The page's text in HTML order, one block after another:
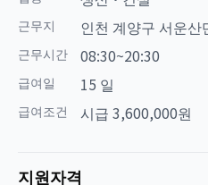
근무지 인천 계양구 서운산
근무시간 08:30~20:30
급여일 15 일
급여조건 시급 3,600,000원
지원자격